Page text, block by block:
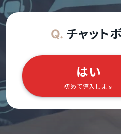
Q. チャット
はい
初めて導入します